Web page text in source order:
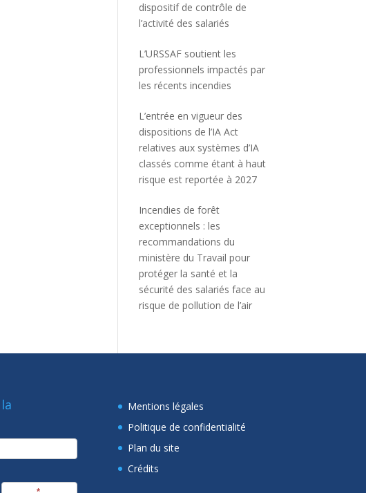
dispositif de contrôle de
l’activité des salariés
L’URSSAF soutient les
professionnels impactés par
les récents incendies
L’entrée en vigueur des
dispositions de l’IA Act
relatives aux systèmes d’IA
classés comme étant à haut
risque est reportée à 2027
Incendies de forêt
exceptionnels : les
recommandations du
ministère du Travail pour
protéger la santé et la
sécurité des salariés face au
risque de pollution de l’air
Mentions légales
Politique de confidentialité
Plan du site
Crédits